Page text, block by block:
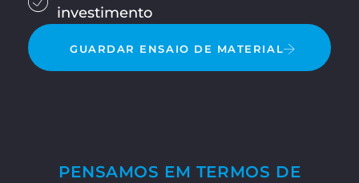
investimento
GUARDAR ENSAIO DE MATERIAL
PENSAMOS EM TERMOS DE